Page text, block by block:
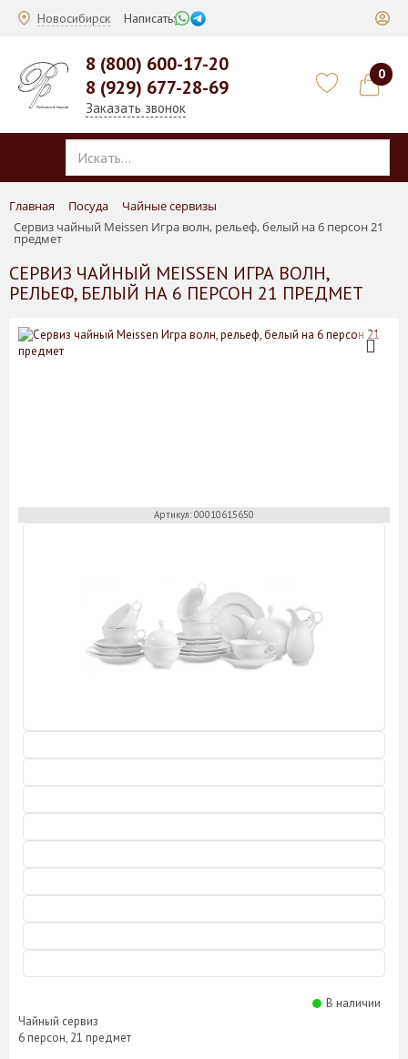
Новосибирск Написать:
8 (800) 600-17-20
8 (929) 677-28-69
Заказать звонок
0
Главная Посуда
Чайные сервизы
Сервиз чайный Meissen Игра волн, рельеф, белый на 6 персон 21
предмет
СЕРВИЗ ЧАЙНЫЙ MEISSEN ИГРА ВОЛН,
РЕЛЬЕФ, БЕЛЫЙ НА 6 ПЕРСОН 21 ПРЕДМЕТ
Артикул: 00010615650
В наличии
Чайный сервиз
6 персон, 21 предмет